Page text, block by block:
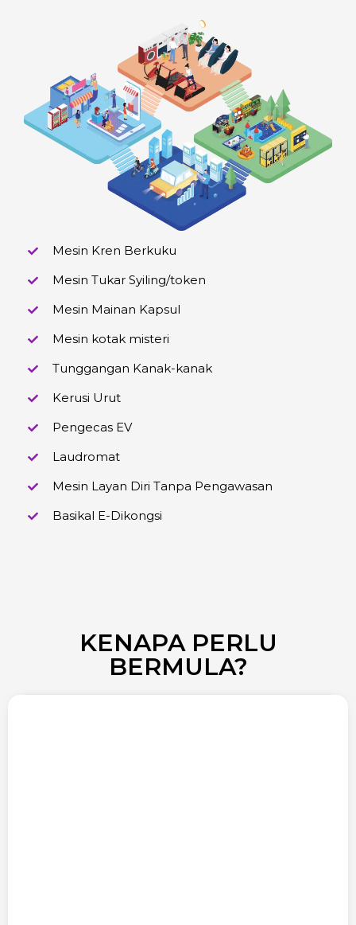
Mesin Kren Berkuku
Mesin Tukar Syiling/token
Mesin Mainan Kapsul
Mesin kotak misteri
Tunggangan Kanak-kanak
Kerusi Urut
Pengecas EV
Laudromat
Mesin Layan Diri Tanpa Pengawasan
Basikal E-Dikongsi
KENAPA PERLU
BERMULA?